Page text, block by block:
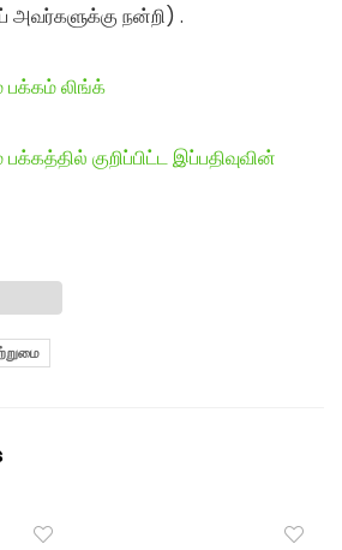
அவர்களுக்கு நன்றி) .
பக்கம் லிங்க்
குறிப்பிட்ட இப்பதிவுவின்